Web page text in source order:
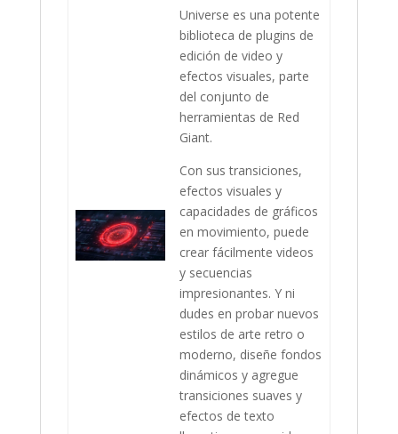
Universe es una potente
biblioteca de plugins de
edición de video y
efectos visuales, parte
del conjunto de
herramientas de Red
Giant.
Con sus transiciones,
efectos visuales y
capacidades de gráficos
en movimiento, puede
crear fácilmente videos
y secuencias
impresionantes. Y ni
dudes en probar nuevos
estilos de arte retro o
moderno, diseñe fondos
dinámicos y agregue
transiciones suaves y
efectos de texto